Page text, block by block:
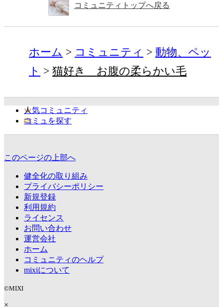
コミュニティトップへ戻る
ホーム コミュニティ
動物、ペッ
ト
猫好き お腹の柔らかい毛
人気コミュニティ
コミュを探す
このページの上部へ
健全化の取り組み
プライバシーポリシー
新規登録
利用規約
ライセンス
お問い合わせ
運営会社
ホーム
コミュニティのヘルプ
mixiについて
©MIXI
×